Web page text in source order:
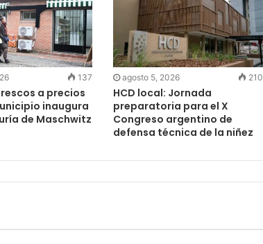
137
a precios
inaugura
de Maschwitz
agosto 5, 2026 210
HCD local: Jornada
preparatoria para el X
Congreso argentino de
defensa técnica de la niñez